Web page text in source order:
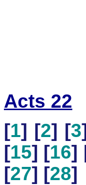
Acts 22
[1] [2] [3
[15] [16]
[27] [28]